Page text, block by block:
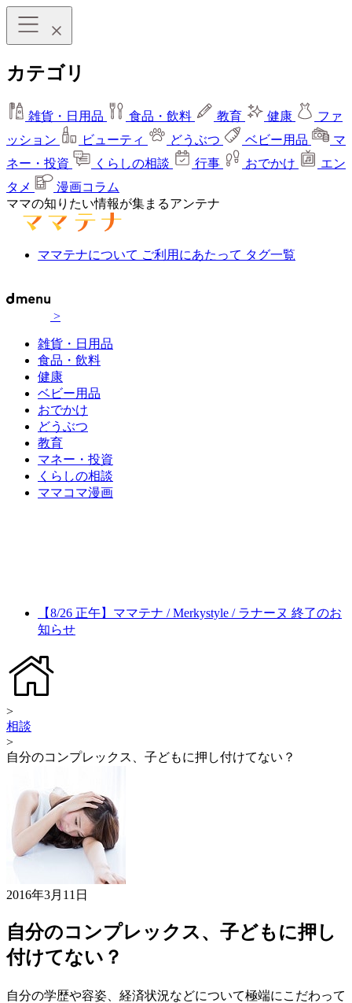
カテゴリ
雑貨・日用品 食品・飲料 教育 健康
ファ
ッション
ビューティ どうぶつ ベビー用品
マ
ネー・投資
くらしの相談 行事 おでかけ
エン
タメ
漫画コラム
ママの知りたい情報が集まるアンテナ
ママテナについて ご利用にあたって タグ一覧
>
雑貨・日用品
食品・飲料
健康
ベビー用品
おでかけ
どうぶつ
教育
マネー・投資
くらしの相談
ママコマ漫画
【8/26 正午】ママテナ / Merkystyle / ラナーヌ 終了のお
知らせ
>
相談
>
自分のコンプレックス、子どもに押し付けてない？
2016年3月11日
自分のコンプレックス、子どもに押し
付けてない？
自分の学歴や容姿、経済状況などについて極端にこだわって